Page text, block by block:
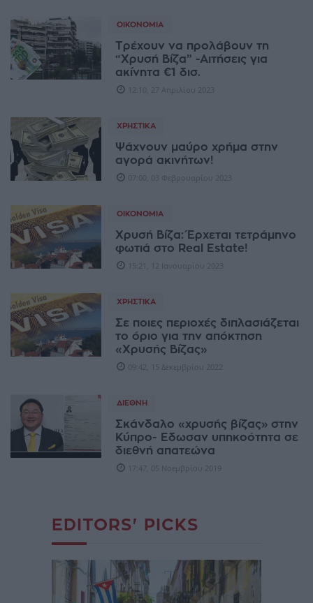
ΟΙΚΟΝΟΜΊΑ
Τρέχουν να προλάβουν τη
“Χρυσή Βίζα” -Αιτήσεις για
ακίνητα €1 δισ.
12:10, 27 Απριλίου 2023
ΧΡΗΣΤΙΚΆ
Ψάχνουν μαύρο χρήμα στην
αγορά ακινήτων!
07:00, 03 Φεβρουαρίου 2023
ΟΙΚΟΝΟΜΊΑ
Χρυσή Βίζα: Έρχεται τετράμηνο
φωτιά στο Real Estate!
15:21, 12 Ιανουαρίου 2023
ΧΡΗΣΤΙΚΆ
Σε ποιες περιοχές διπλασιάζεται
το όριο για την απόκτηση
«Χρυσής Βίζας»
09:42, 15 Δεκεμβρίου 2022
ΔΙΕΘΝΉ
Σκάνδαλο «χρυσής βίζας» στην
Κύπρο- Εδωσαν υπηκοότητα σε
διεθνή απατεώνα
17:47, 05 Νοεμβρίου 2019
EDITORS' PICKS